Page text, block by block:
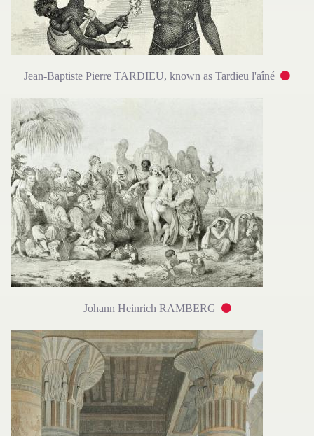
Jean-Baptiste Pierre TARDIEU, known as Tardieu l'aîné
Johann Heinrich RAMBERG